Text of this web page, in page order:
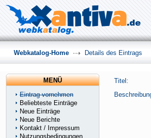
Titel:
Webkatalog-Home Details des Eintrags
MENÜ
Eintrag vornehmen
Beliebteste Einträge
Neue Einträge
Neue Berichte
Kontakt / Impressum
Nutzungsbedingungen